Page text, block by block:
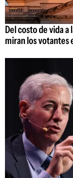
Del costo de vida
miran los votantes